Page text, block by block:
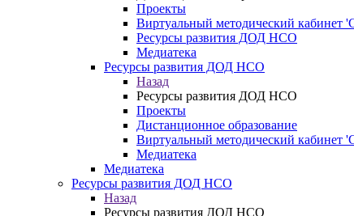
Проекты
Виртуальный методический кабинет
Ресурсы развития ДОД НСО
Медиатека
Ресурсы развития ДОД НСО
Назад
Ресурсы развития ДОД НСО
Проекты
Дистанционное образование
Виртуальный методический кабинет
Медиатека
Медиатека
Ресурсы развития ДОД НСО
Назад
Ресурсы развития ДОД НСО